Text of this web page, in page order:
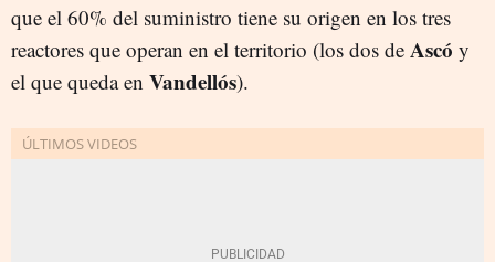
que el 60% del suministro tiene su origen en los tres
reactores que operan en el territorio (los dos de Ascó y
el que queda en Vandellós).